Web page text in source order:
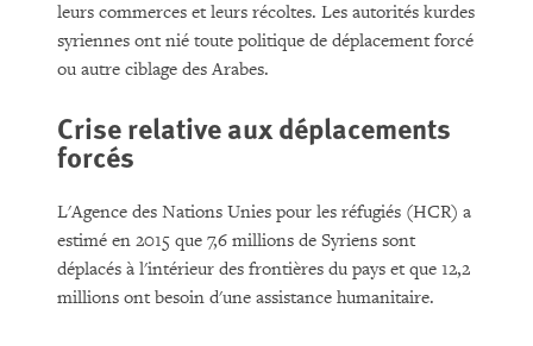
leurs commerces et leurs récoltes. Les autorités kurdes
syriennes ont nié toute politique de déplacement forcé
ou autre ciblage des Arabes.
Crise relative aux déplacements
forcés
L'Agence des Nations Unies pour les réfugiés (HCR) a
estimé en 2015 que 7,6 millions de Syriens sont
déplacés à l'intérieur des frontières du pays et que 12,2
millions ont besoin d'une assistance humanitaire.